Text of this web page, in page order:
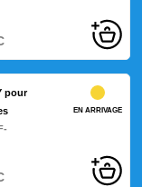
pour
EN ARRIVAGE